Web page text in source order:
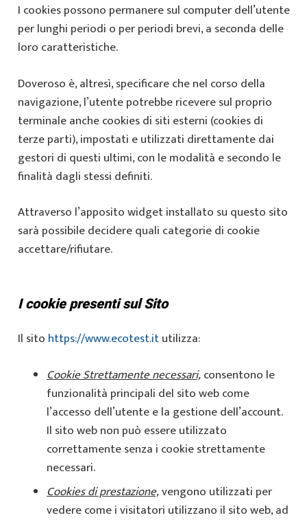
I cookies possono permanere sul computer dell’utente
per lunghi periodi o per periodi brevi, a seconda delle
loro caratteristiche.
Doveroso è, altresì, specificare che nel corso della
navigazione, l’utente potrebbe ricevere sul proprio
terminale anche cookies di siti esterni (cookies di
terze parti), impostati e utilizzati direttamente dai
gestori di questi ultimi, con le modalità e secondo le
finalità dagli stessi definiti.
Attraverso l’apposito widget installato su questo sito
sarà possibile decidere quali categorie di cookie
accettare/rifiutare.
I cookie presenti sul Sito
Il sito https://www.ecotest.itutilizza:
Cookie Strettamente necessari,consentono le
funzionalità principali del sito web come
l’accesso dell’utente e la gestione dell’account.
Il sito web non può essere utilizzato
correttamente senza i cookie strettamente
necessari.
Cookies di prestazione,vengono utilizzati per
vedere come i visitatori utilizzano il sito web, ad